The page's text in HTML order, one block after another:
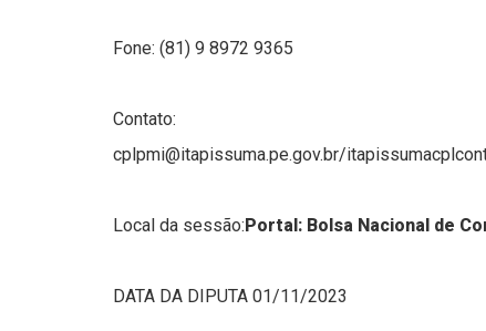
Fone: (81) 9 8972 9365
Contato:
cplpmi@itapissuma.pe.gov.br/
Local da sessão:Portal: Bolsa Nacional de
DATA DA DIPUTA 01/11/2023